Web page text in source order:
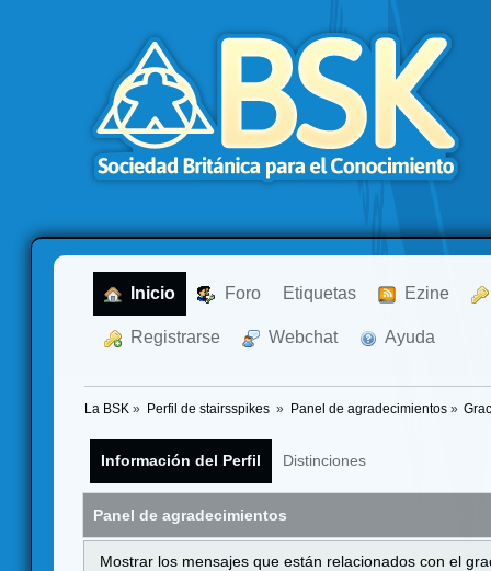
Inicio Foro Etiquetas Ezine
Registrarse Webchat Ayuda
La BSK » Perfil de stairsspikes » Panel de agradecimientos»
Información del Perfil Distinciones
Panel de agradecimientos
Mostrar los mensajes que están relacionados con el